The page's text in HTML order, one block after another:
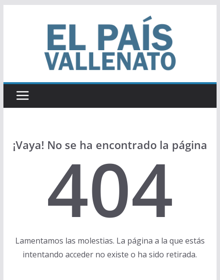
¡Vaya! No se ha encontrado la página
404
Lamentamos las molestias. La página a la que estás
intentando acceder no existe o ha sido retirada.